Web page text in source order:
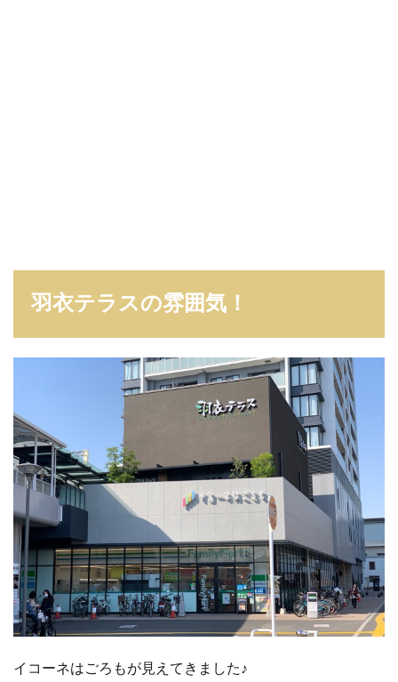
羽衣テラスの雰囲気！
イコーネはごろもが見えてきました♪